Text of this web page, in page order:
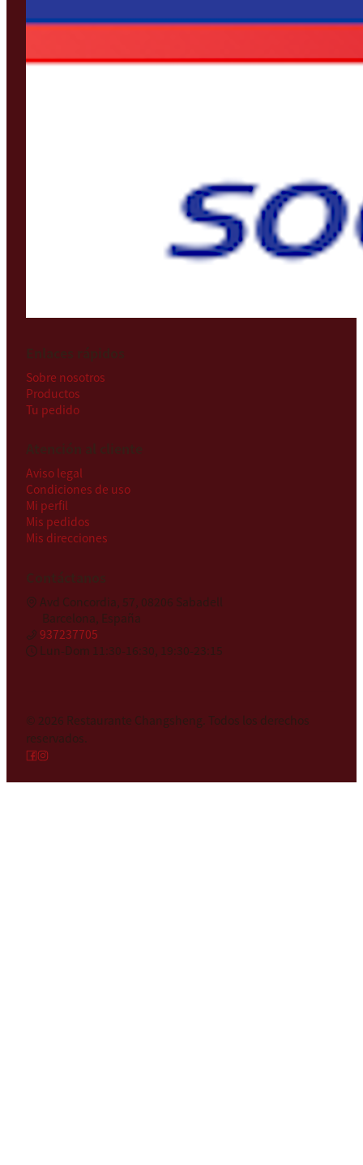
Sobre nosotros
Productos
Tu pedido
Aviso legal
Condiciones de uso
Mi perfil
Mis pedidos
Mis direcciones
Avd Concordia, 57, 08206 Sabadell
Barcelona, España
937237705
Lun-Dom 11:30-16:30, 19:30-23:15
© 2026 Restaurante Changsheng. Todos los derechos
reservados.